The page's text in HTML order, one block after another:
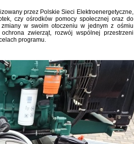
przez Polskie Sieci Elektroenergetyczne,
czy ośrodków pomocy społecznej oraz do
zmiany w swoim otoczeniu w jednym z ośmiu
zwierząt, rozwój wspólnej przestrzeni
programu.